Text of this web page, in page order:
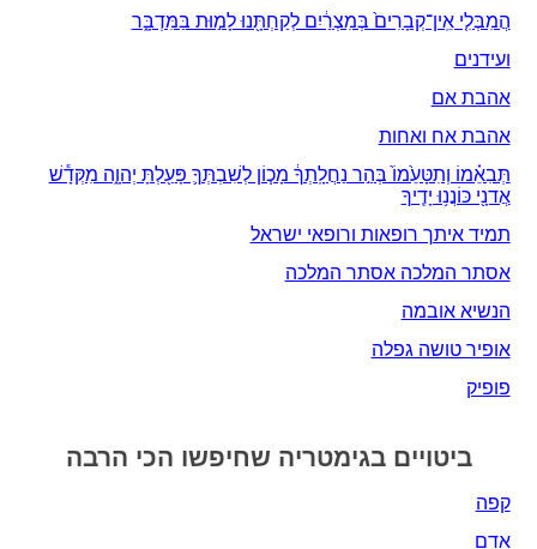
הֲמִבְּלִ֤י אֵֽין־קְבָרִים֙ בְּמִצְרַ֔יִם לְקַחְתָּ֖נוּ לָמ֣וּת בַּמִּדְבָּ֑ר
ועידנים
אהבת אם
אהבת אח ואחות
תְּבִאֵ֗מוֹ וְתִטָּעֵ֙מוֹ֙ בְּהַ֣ר נַחֲלָֽתְךָ֔ מָכ֧וֹן לְשִׁבְתְּךָ֛ פָּעַ֖לְתָּ יְהוָ֑ה מִקְּדָ֕שׁ
אֲדנָ֖י כּוֹנֲנ֥וּ יָדֶֽיךָ
תמיד איתך רופאות ורופאי ישראל
אסתר המלכה אסתר המלכה
הנשיא אובמה
אופיר טושה גפלה
פופיק
ביטויים בגימטריה שחיפשו הכי הרבה
קפה
אָדָם‎